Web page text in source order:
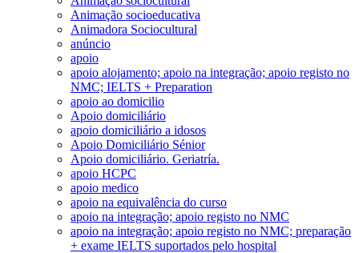
Animação socioeducativa
Animadora Sociocultural
anúncio
apoio
apoio alojamento; apoio na integração; apoio registo no
NMC; IELTS + Preparation
apoio ao domicilio
Apoio domiciliário
apoio domiciliário a idosos
Apoio Domiciliário Sénior
Apoio domiciliário. Geriatría.
apoio HCPC
apoio medico
apoio na equivalência do curso
apoio na integração; apoio registo no NMC
apoio na integração; apoio registo no NMC; preparação
+ exame IELTS suportados pelo hospital